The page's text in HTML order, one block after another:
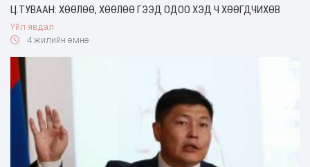
Ц.ТУВААН: ХӨӨЛӨӨ, ХӨӨЛӨӨ ГЭЭД ОДОО ХЭД Ч ХӨӨГДЧИХӨВ
Үйл явдал
4 жилийн өмнө